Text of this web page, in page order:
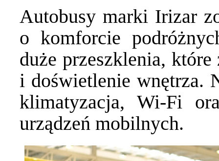
Autobusy marki Irizar
o komforcie
duże przeszklenia,
i doświetlenie wnętrza.
klimatyzacja, Wi-Fi
urządzeń mobilnych.